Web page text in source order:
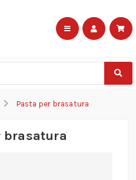
Pasta per brasatura
brasatura